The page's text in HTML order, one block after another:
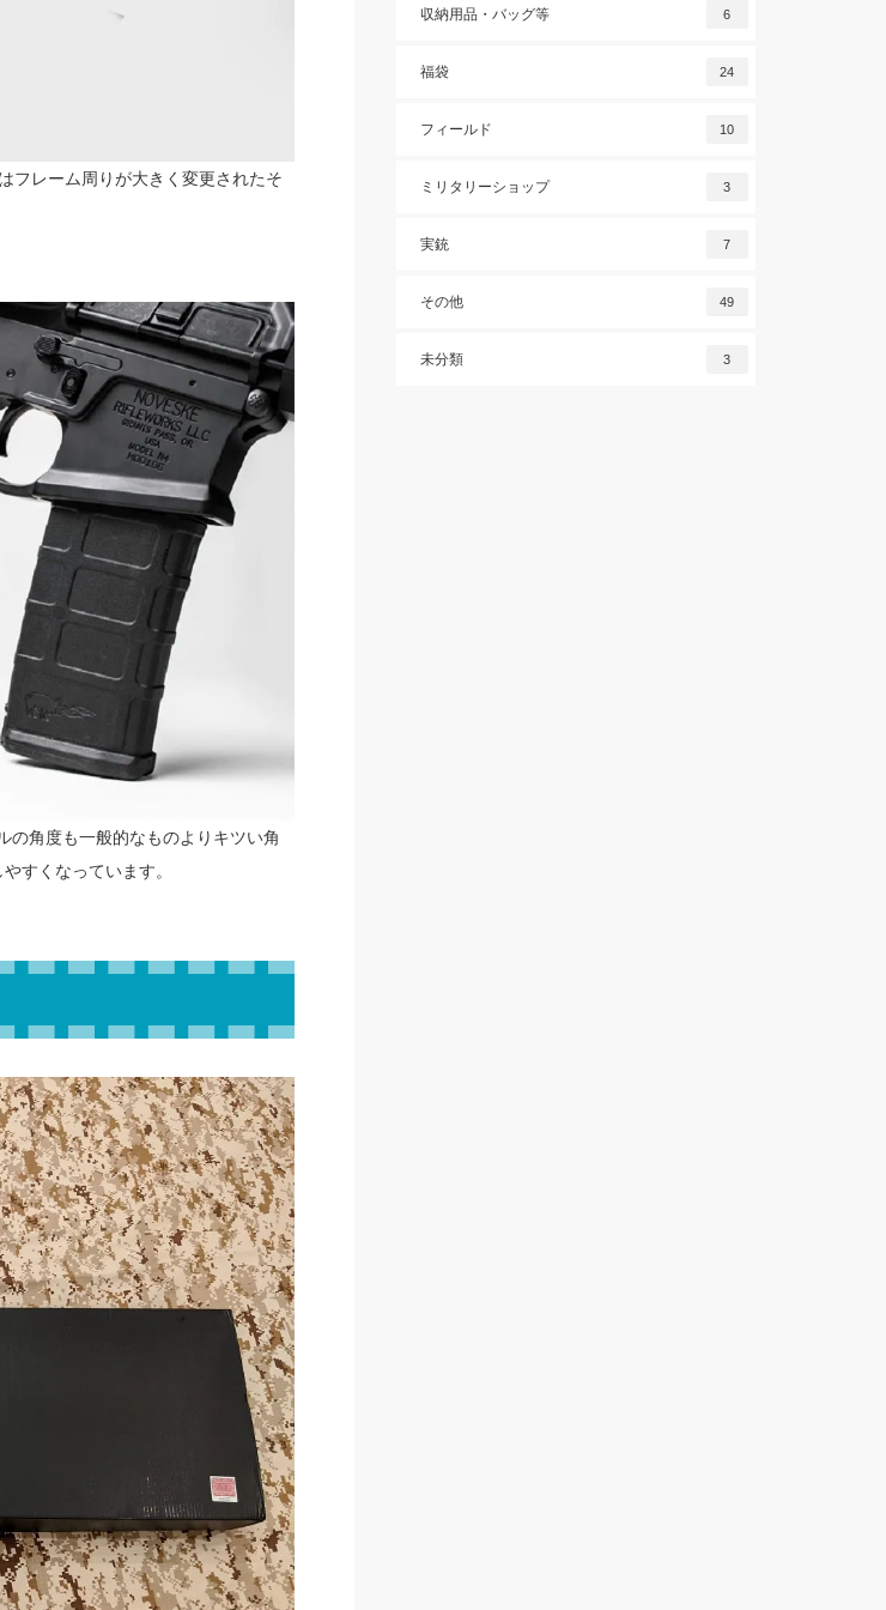
フレーム周りが大きく変更されたそ
角度も一般的なものよりキツい角
すくなっています。
収納用品・バッグ等 6
福袋 24
フィールド 10
ミリタリーショップ 3
実銃 7
その他 49
未分類 3